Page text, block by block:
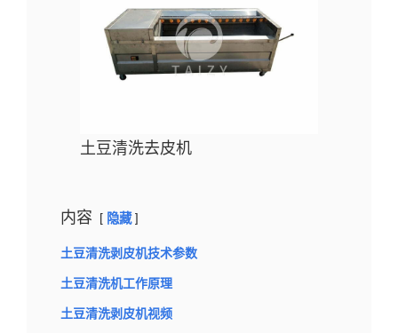
土豆清洗去皮机
内容 隐藏
土豆清洗剥皮机技术参数
土豆清洗机工作原理
土豆清洗剥皮机视频